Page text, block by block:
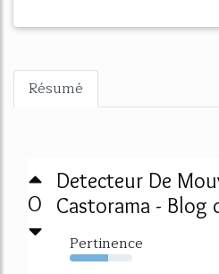
Résumé
0
Detecteur De
Castorama - Blog
Pertinence
62%